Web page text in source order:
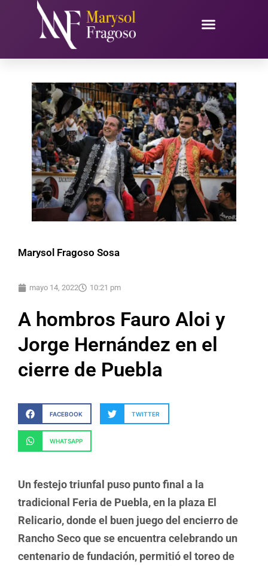
contenido
Marysol Fragoso Sosa
mayo 14, 2022 10:21 pm
A hombros Fauro Aloi y
Jorge Hernández en el
cierre de Puebla
FACEBOOK TWITTER
WHATSAPP
Un festejo triunfal puso punto final a la
tradicional Feria de Puebla, en la plaza El
Relicario, donde el buen juego del encierro de
Rancho Seco que se encuentra celebrando un
centenario de fundación, permitió el toreo de